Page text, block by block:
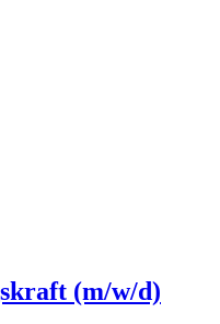
(m/w/d)